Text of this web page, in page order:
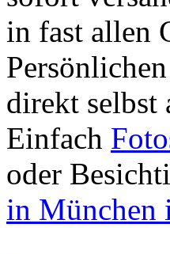
in fast allen
direkt selbst
Einfach
oder
in München